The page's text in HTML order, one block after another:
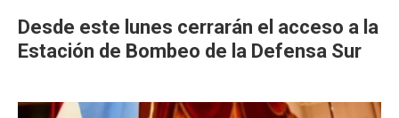
Desde este lunes cerrarán el acceso a la
Estación de Bombeo de la Defensa Sur